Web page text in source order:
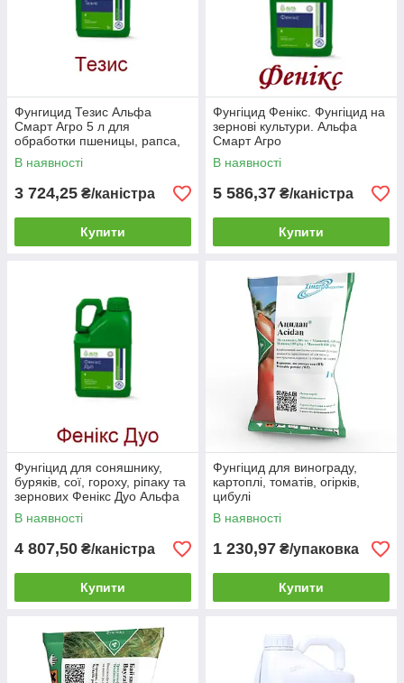
Фунгицид Тезис Альфа
Смарт Агро 5 л для
обработки пшеницы, рапса,
сои, винограда, яблонь от
парши, гнили, ржавчины
В наявності
3 724,25 ₴/каністра
Купити
Фунгіцид Фенікс. Фунгіцид на
зернові культури. Альфа
Смарт Агро
В наявності
5 586,37 ₴/каністра
Купити
Фунгіцид для соняшнику,
буряків, сої, гороху, ріпаку та
зернових Фенікс Дуо Альфа
Смарт Агро 5 л
В наявності
4 807,50 ₴/каністра
Купити
Фунгіцид для винограду,
картоплі, томатів, огірків,
цибулі
АЦИДАН Хімагромаркетинг
від мілдью та фітофторозу 1
В наявності
1 230,97 ₴/упаковка
Купити